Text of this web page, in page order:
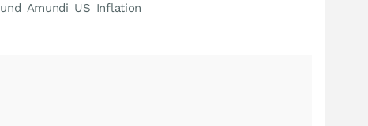
Amundi US Inflation